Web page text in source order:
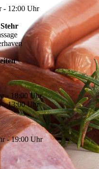
- 12:00 Uhr
- 18:00 Uhr
- 13:00 Uhr
- 19:00 Uhr